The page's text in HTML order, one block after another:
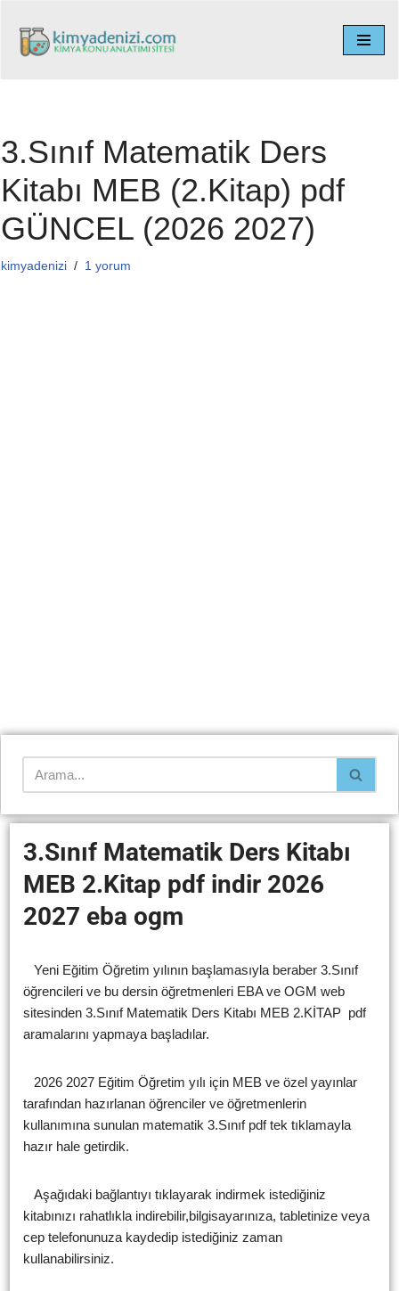
İçeriğe
3.Sınıf Matematik Ders
Kitabı MEB (2.Kitap) pdf
GÜNCEL (2026 2027)
kimyadenizi 1 yorum
3.Sınıf Matematik Ders Kitabı
MEB 2.Kitap pdf indir 2026
2027 eba ogm
Yeni Eğitim Öğretim yılının başlamasıyla beraber 3.Sınıf
öğrencileri ve bu dersin öğretmenleri EBA ve OGM web
sitesinden 3.Sınıf Matematik Ders Kitabı MEB 2.KİTAP pdf
aramalarını yapmaya başladılar.
2026 2027 Eğitim Öğretim yılı için MEB ve özel yayınlar
tarafından hazırlanan öğrenciler ve öğretmenlerin
kullanımına sunulan matematik 3.Sınıf pdf tek tıklamayla
hazır hale getirdik.
Aşağıdaki bağlantıyı tıklayarak indirmek istediğiniz
kitabınızı rahatlıkla indirebilir,bilgisayarınıza, tabletinize veya
cep telefonunuza kaydedip istediğiniz zaman
kullanabilirsiniz.